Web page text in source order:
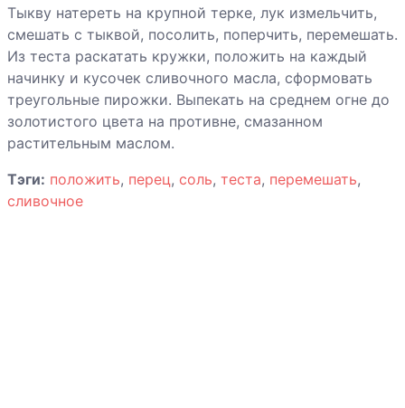
Тыкву натереть на крупной терке, лук измельчить,
смешать с тыквой, посолить, поперчить, перемешать.
Из теста раскатать кружки, положить на каждый
начинку и кусочек сливочного масла, сформовать
треугольные пирожки. Выпекать на среднем огне до
золотистого цвета на противне, смазанном
растительным маслом.
Тэги: положить, перец, соль, теста, перемешать,
сливочное